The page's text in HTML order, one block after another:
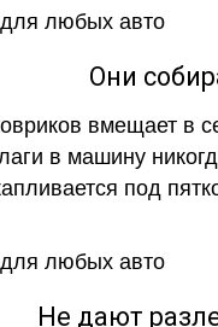
Они
вмещает в
в машину
под
Не дают